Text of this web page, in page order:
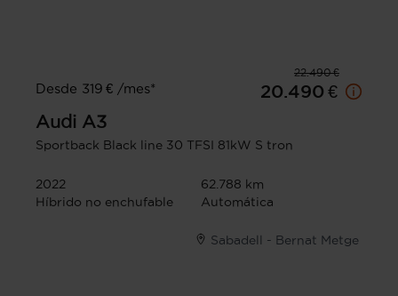
22.490 €
Desde 319 € /mes*
20.490 €
Audi A3
Sportback Black line 30 TFSI 81kW S tron
2022
62.788 km
Híbrido no enchufable
Automática
Sabadell - Bernat Metge